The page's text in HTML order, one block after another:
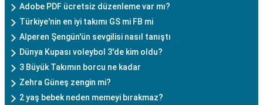
Adobe PDF ücretsiz düzenleme var mı?
Türkiye'nin en iyi takımı GS mi FB mi
Alperen Şengün'ün sevgilisi nasıl tanıştı
Dünya Kupası voleybol 3'de kim oldu?
3 Büyük Takımın borcu ne kadar
Zehra Güneş zengin mi?
2 yaş bebek neden memeyi bırakmaz?